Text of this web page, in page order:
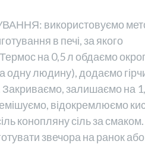
використовуємо
в печі, за якого
Термос на 0,5 л обдаємо
одну людину), додаємо
Закриваємо, залишаємо на
відокремлюємо
конопляну сіль за
звечора на ранок або